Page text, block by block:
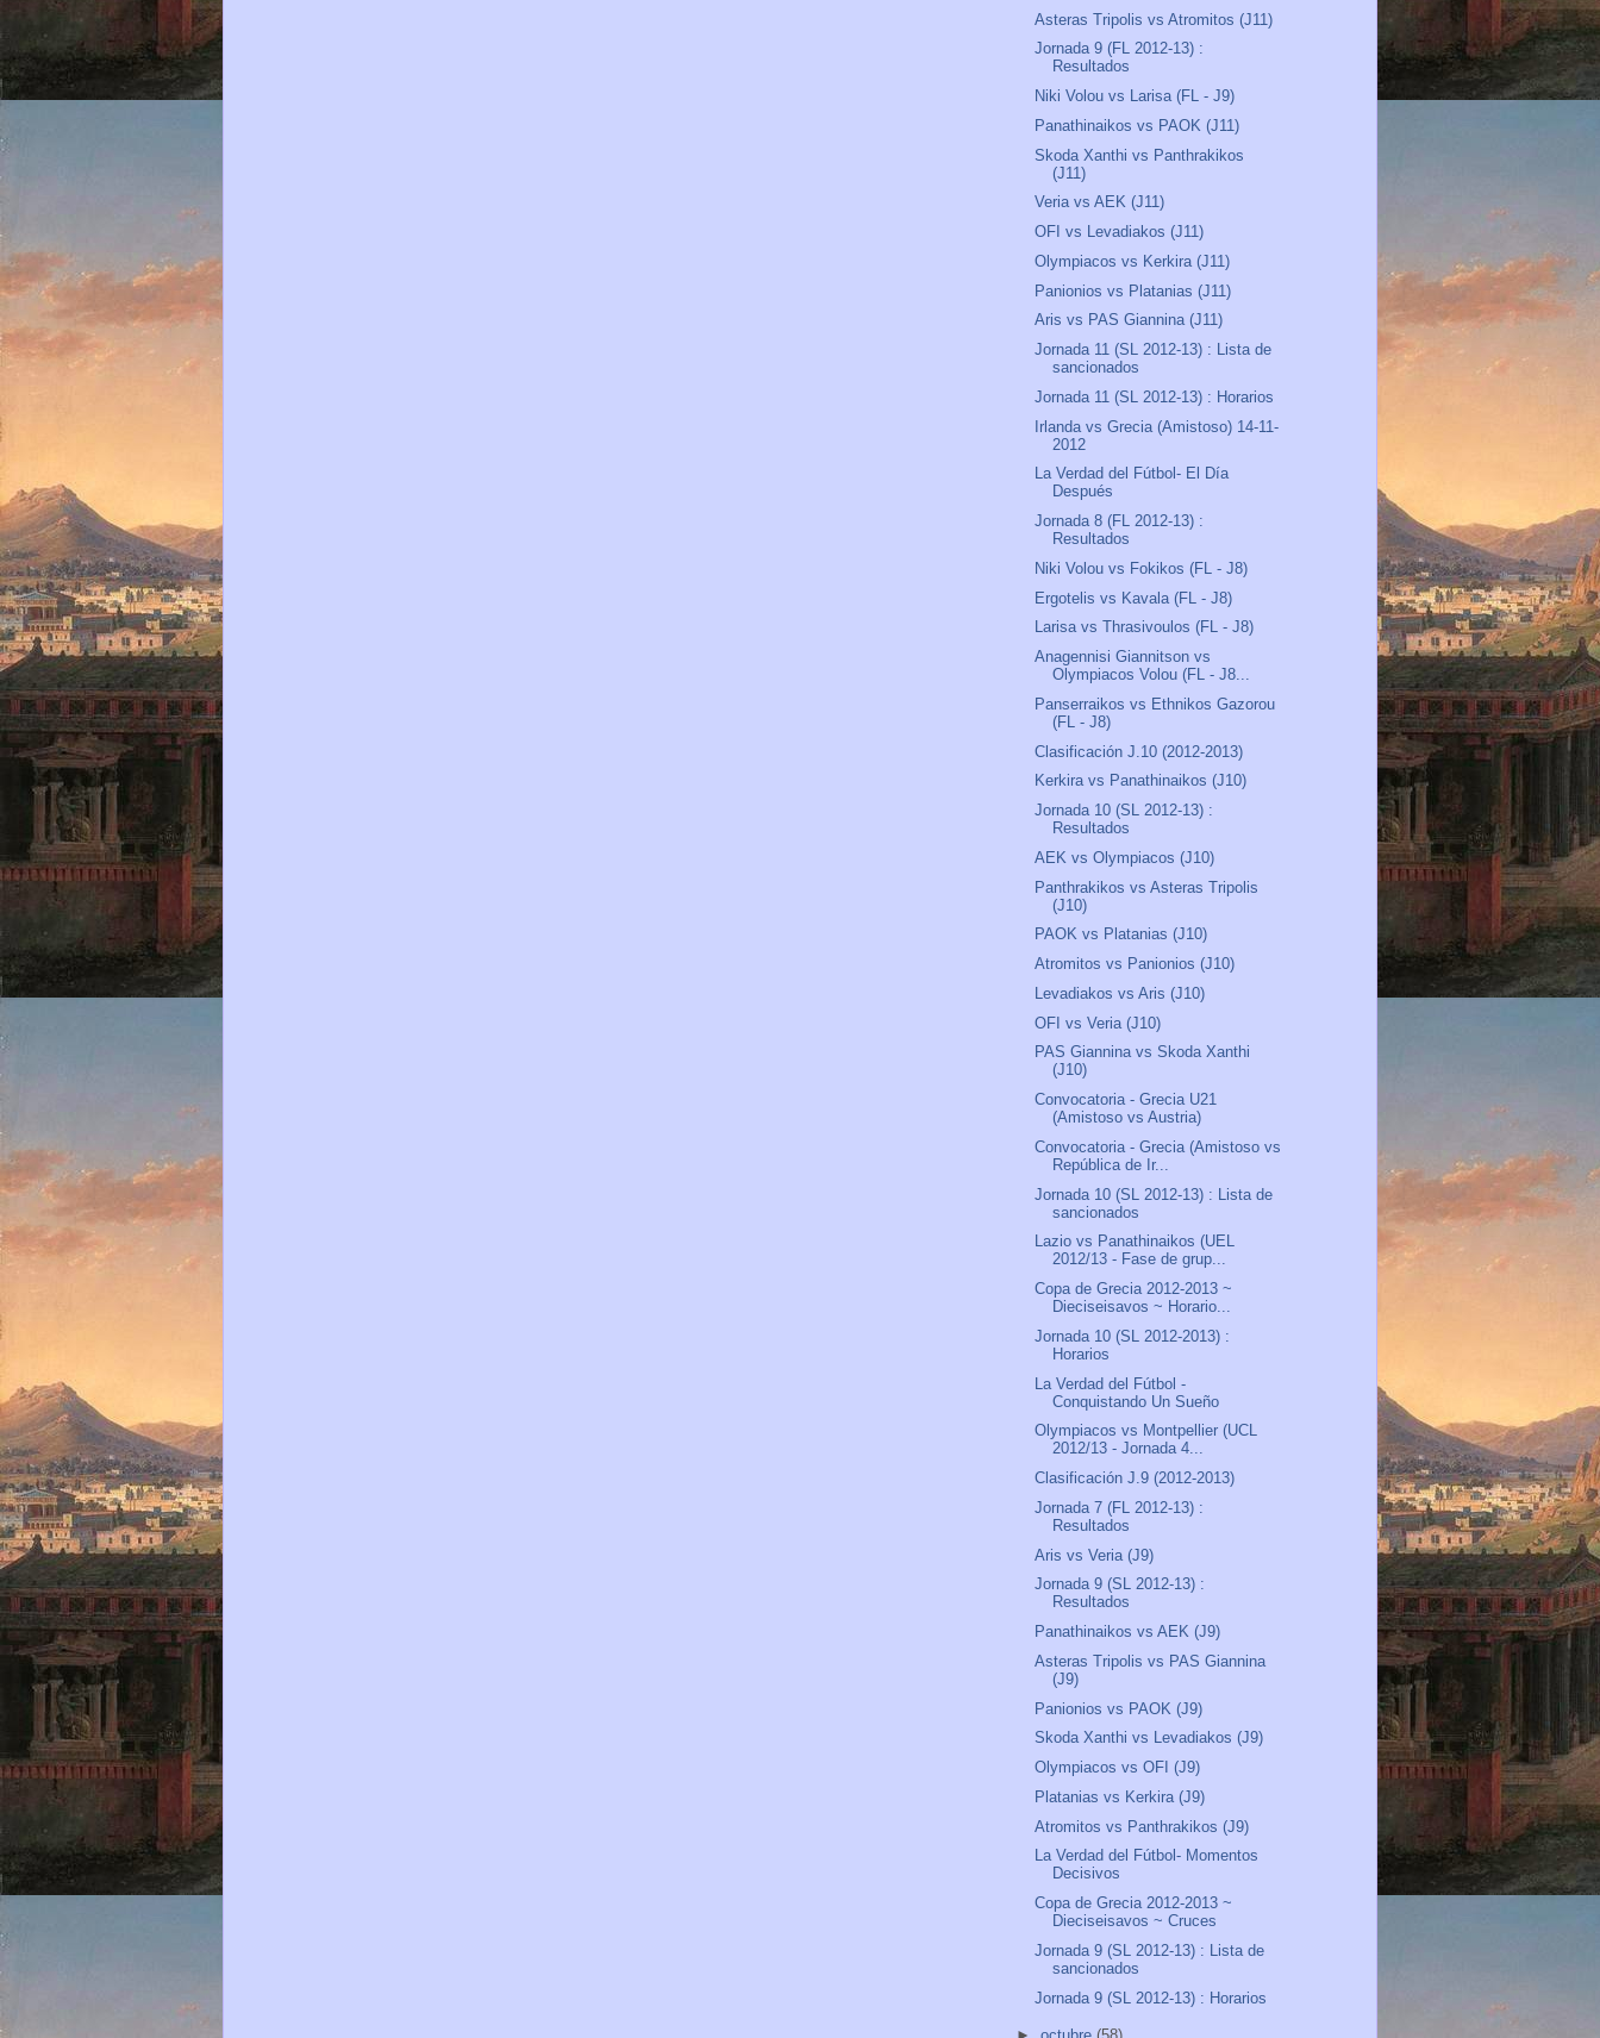
Asteras Tripolis vs Atromitos (J11)
Jornada 9 (FL 2012-13) :
Resultados
Niki Volou vs Larisa (FL - J9)
Panathinaikos vs PAOK (J11)
Skoda Xanthi vs Panthrakikos
(J11)
Veria vs AEK (J11)
OFI vs Levadiakos (J11)
Olympiacos vs Kerkira (J11)
Panionios vs Platanias (J11)
Aris vs PAS Giannina (J11)
Jornada 11 (SL 2012-13) : Lista de
sancionados
Jornada 11 (SL 2012-13) : Horarios
Irlanda vs Grecia (Amistoso) 14-11-
2012
La Verdad del Fútbol- El Día
Después
Jornada 8 (FL 2012-13) :
Resultados
Niki Volou vs Fokikos (FL - J8)
Ergotelis vs Kavala (FL - J8)
Larisa vs Thrasivoulos (FL - J8)
Anagennisi Giannitson vs
Olympiacos Volou (FL - J8...
Panserraikos vs Ethnikos Gazorou
(FL - J8)
Clasificación J.10 (2012-2013)
Kerkira vs Panathinaikos (J10)
Jornada 10 (SL 2012-13) :
Resultados
AEK vs Olympiacos (J10)
Panthrakikos vs Asteras Tripolis
(J10)
PAOK vs Platanias (J10)
Atromitos vs Panionios (J10)
Levadiakos vs Aris (J10)
OFI vs Veria (J10)
PAS Giannina vs Skoda Xanthi
(J10)
Convocatoria - Grecia U21
(Amistoso vs Austria)
Convocatoria - Grecia (Amistoso vs
República de Ir...
Jornada 10 (SL 2012-13) : Lista de
sancionados
Lazio vs Panathinaikos (UEL
2012/13 - Fase de grup...
Copa de Grecia 2012-2013 ~
Dieciseisavos ~ Horario...
Jornada 10 (SL 2012-2013) :
Horarios
La Verdad del Fútbol -
Conquistando Un Sueño
Olympiacos vs Montpellier (UCL
2012/13 - Jornada 4...
Clasificación J.9 (2012-2013)
Jornada 7 (FL 2012-13) :
Resultados
Aris vs Veria (J9)
Jornada 9 (SL 2012-13) :
Resultados
Panathinaikos vs AEK (J9)
Asteras Tripolis vs PAS Giannina
(J9)
Panionios vs PAOK (J9)
Skoda Xanthi vs Levadiakos (J9)
Olympiacos vs OFI (J9)
Platanias vs Kerkira (J9)
Atromitos vs Panthrakikos (J9)
La Verdad del Fútbol- Momentos
Decisivos
Copa de Grecia 2012-2013 ~
Dieciseisavos ~ Cruces
Jornada 9 (SL 2012-13) : Lista de
sancionados
Jornada 9 (SL 2012-13) : Horarios